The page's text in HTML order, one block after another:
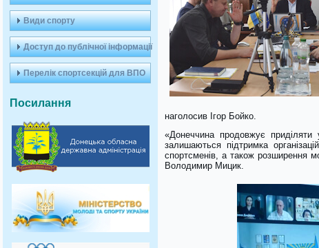
Види спорту
Доступ до публічної інформації
Перелік спортсекцій для ВПО
Посилання
наголосив Ігор Бойко.
«Донеччина продовжує приділяти
залишаються підтримка
спортсменів, а також розширення
Володимир Мицик.